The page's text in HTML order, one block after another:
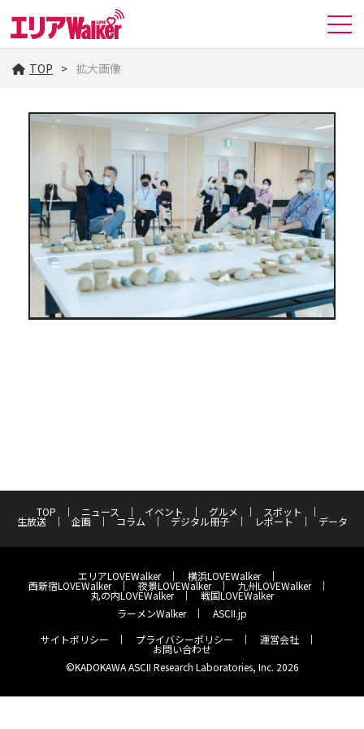
TOP 拡大画像
TOP ニュース イベント グルメ スポット
生放送 企画 コラム デジタル冊子 レポート データ
エリアLOVEWalker 横浜LOVEWalker
西新宿LOVEWalker 夜景LOVEWalker 九州LOVEWalker
丸の内LOVEWalker
戦国LOVEWalker
ラーメンWalker
ASCII.jp
サイトポリシー
プライバシーポリシー 運営会社
お問い合わせ
©KADOKAWA ASCII Research Laboratories, Inc. 2026